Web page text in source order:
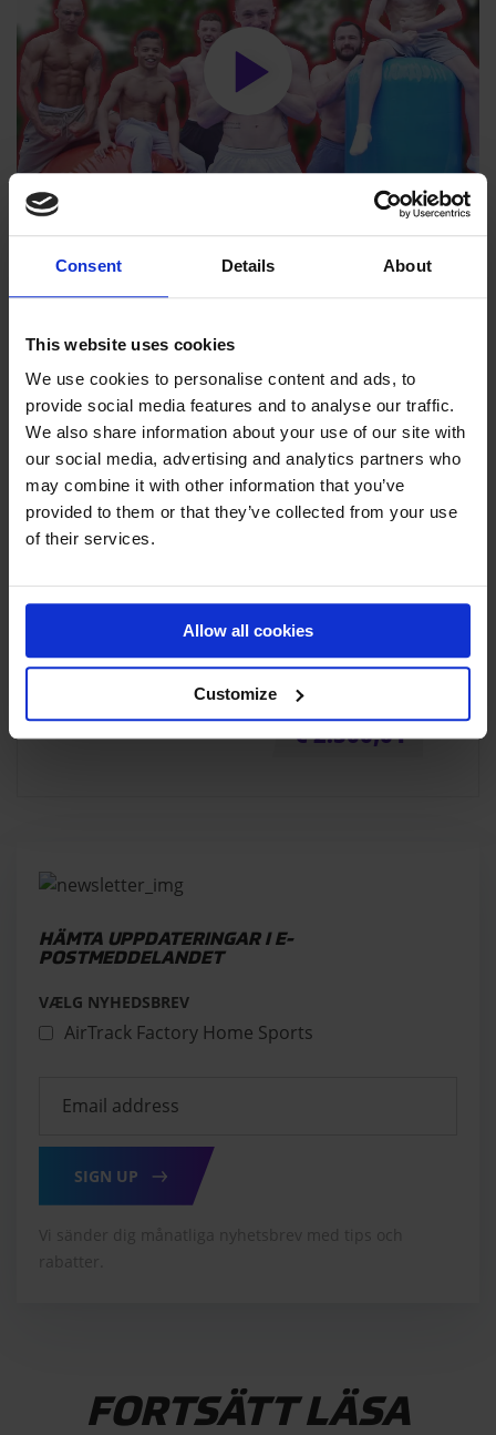
Consent Details About
This website uses cookies
We use cookies to personalise content and ads, to
provide social media features and to analyse our traffic.
We also share information about your use of our site with
our social media, advertising and analytics partners who
may combine it with other information that you’ve
provided to them or that they’ve collected from your use
of their services.
Allow all cookies
Customize
AIRTRACK P3
Ta din träning till nya höjder
FRÅN
€2.500,01
HÄMTA UPPDATERINGAR I E-
POSTMEDDELANDET
VÆLG NYHEDSBREV
AirTrack Factory Home Sports
SIGN UP
Vi sänder dig månatliga nyhetsbrev med tips och
rabatter.
FORTSÄTT LÄSA